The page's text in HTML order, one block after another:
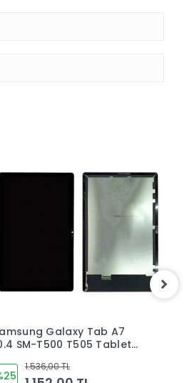
Samsung Galaxy Tab A 8.0
SM-T290 T297 Tablet Ekran
%36
1.344,00 TL